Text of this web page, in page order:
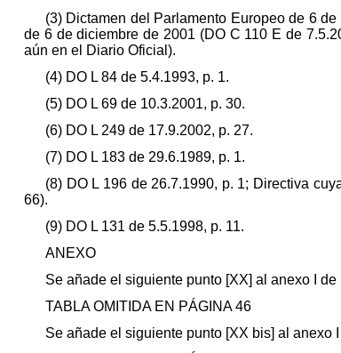
(3) Dictamen del Parlamento Europeo de 6
de 6 de diciembre de 2001 (DO C 110 E de
aún en el Diario Oficial).
(4) DO L 84 de 5.4.1993, p. 1.
(5) DO L 69 de 10.3.2001, p. 30.
(6) DO L 249 de 17.9.2002, p. 27.
(7) DO L 183 de 29.6.1989, p. 1.
(8) DO L 196 de 26.7.1990, p. 1; Directiva
66).
(9) DO L 131 de 5.5.1998, p. 11.
ANEXO
Se añade el siguiente punto [XX] al anexo I
TABLA OMITIDA EN PÁGINA 46
Se añade el siguiente punto [XX bis] al anexo